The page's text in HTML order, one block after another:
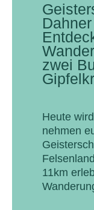
zwei
Heute
nehmen
11km